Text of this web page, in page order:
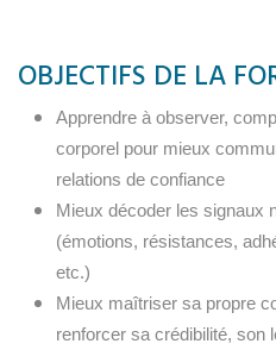
OBJECTIFS DE LA
Apprendre à observer,
corporel pour mieux
relations de confiance
Mieux décoder les signaux
(émotions, résistances,
etc.)
Mieux maîtriser sa propre
renforcer sa crédibilité, son